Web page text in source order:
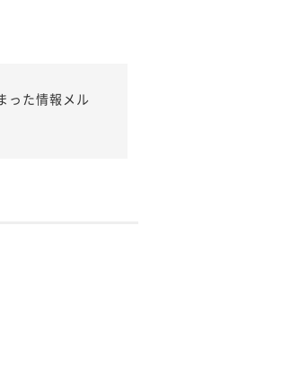
った情報メル